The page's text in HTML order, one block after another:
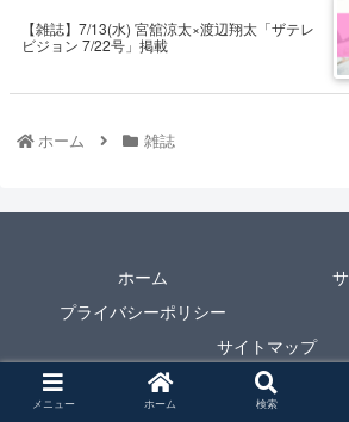
【雑誌】7/13(水) 宮舘涼太×渡辺翔太「ザテレ
ビジョン 7/22号」掲載
ホーム 雑誌
ホーム
プライバシーポリシー
サイトマップ
© 2021 Snow Man なるたけ出
メニュー ホーム 検索